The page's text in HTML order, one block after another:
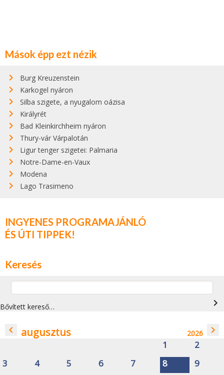
Mások épp ezt nézik
Burg Kreuzenstein
Karkogel nyáron
Silba szigete, a nyugalom oázisa
Királyrét
Bad Kleinkirchheim nyáron
Thury-vár Várpalotán
Ligur tenger szigetei: Palmaria
Notre-Dame-en-Vaux
Modena
Lago Trasimeno
INGYENES PROGRAMAJÁNLÓ
ÉS ÚTI TIPPEK!
Keresés
Bővített kereső… navigate_next
navigate_before augusztus 2026 navigate_next
1
2
3
4 5 6 7 8
9